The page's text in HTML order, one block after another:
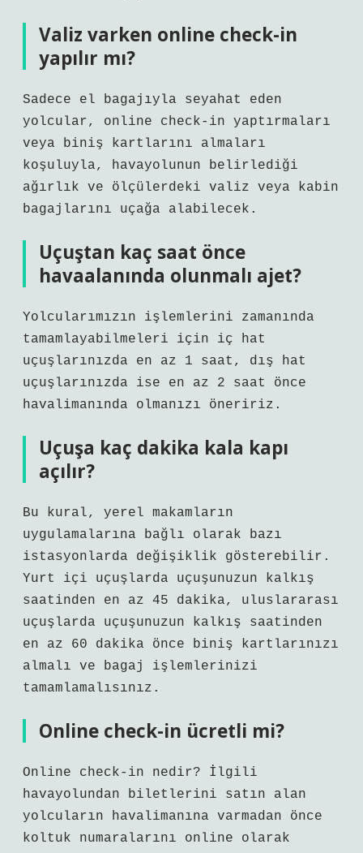
Valiz varken online check-in
yapılır mı?
Sadece el bagajıyla seyahat eden
yolcular, online check-in yaptırmaları
veya biniş kartlarını almaları
koşuluyla, havayolunun belirlediği
ağırlık ve ölçülerdeki valiz veya kabin
bagajlarını uçağa alabilecek.
Uçuştan kaç saat önce
havaalanında olunmalı ajet?
Yolcularımızın işlemlerini zamanında
tamamlayabilmeleri için iç hat
uçuşlarınızda en az 1 saat, dış hat
uçuşlarınızda ise en az 2 saat önce
havalimanında olmanızı öneririz.
Uçuşa kaç dakika kala kapı
açılır?
Bu kural, yerel makamların
uygulamalarına bağlı olarak bazı
istasyonlarda değişiklik gösterebilir.
Yurt içi uçuşlarda uçuşunuzun kalkış
saatinden en az 45 dakika, uluslararası
uçuşlarda uçuşunuzun kalkış saatinden
en az 60 dakika önce biniş kartlarınızı
almalı ve bagaj işlemlerinizi
tamamlamalısınız.
Online check-in ücretli mi?
Online check-in nedir? İlgili
havayolundan biletlerini satın alan
yolcuların havalimanına varmadan önce
koltuk numaralarını online olarak